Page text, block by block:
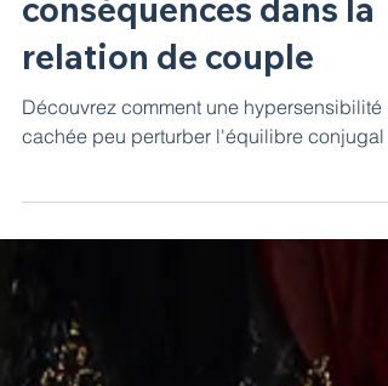
masque de froideur :
impacts et
conséquences dans la
relation de couple
Découvrez comment une hypersensibilité
cachée peu perturber l'équilibre conjugal